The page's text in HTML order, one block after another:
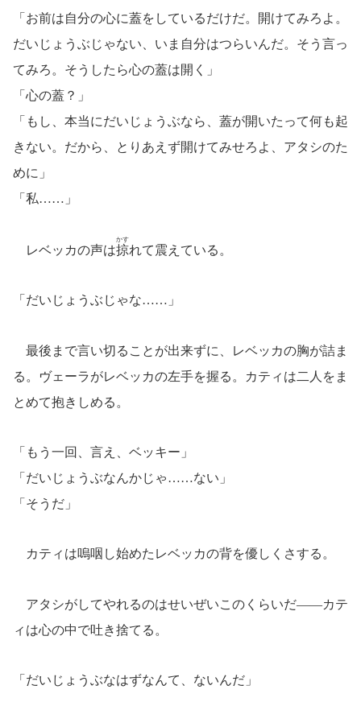
「お前は自分の心に蓋をしているだけだ。開けてみろよ。
だいじょうぶじゃない、いま自分はつらいんだ。そう言っ
てみろ。そうしたら心の蓋は開く」
「心の蓋？」
「もし、本当にだいじょうぶなら、蓋が開いたって何も起
きない。だから、とりあえず開けてみせろよ、アタシのた
めに」
「私……」
レベッカの声は掠
かす
れて震えている。
「だいじょうぶじゃな……」
最後まで言い切ることが出来ずに、レベッカの胸が詰ま
る。ヴェーラがレベッカの左手を握る。カティは二人をま
とめて抱きしめる。
「もう一回、言え、ベッキー」
「だいじょうぶなんかじゃ……ない」
「そうだ」
カティは嗚咽し始めたレベッカの背を優しくさする。
アタシがしてやれるのはせいぜいこのくらいだ――カテ
ィは心の中で吐き捨てる。
「だいじょうぶなはずなんて、ないんだ」